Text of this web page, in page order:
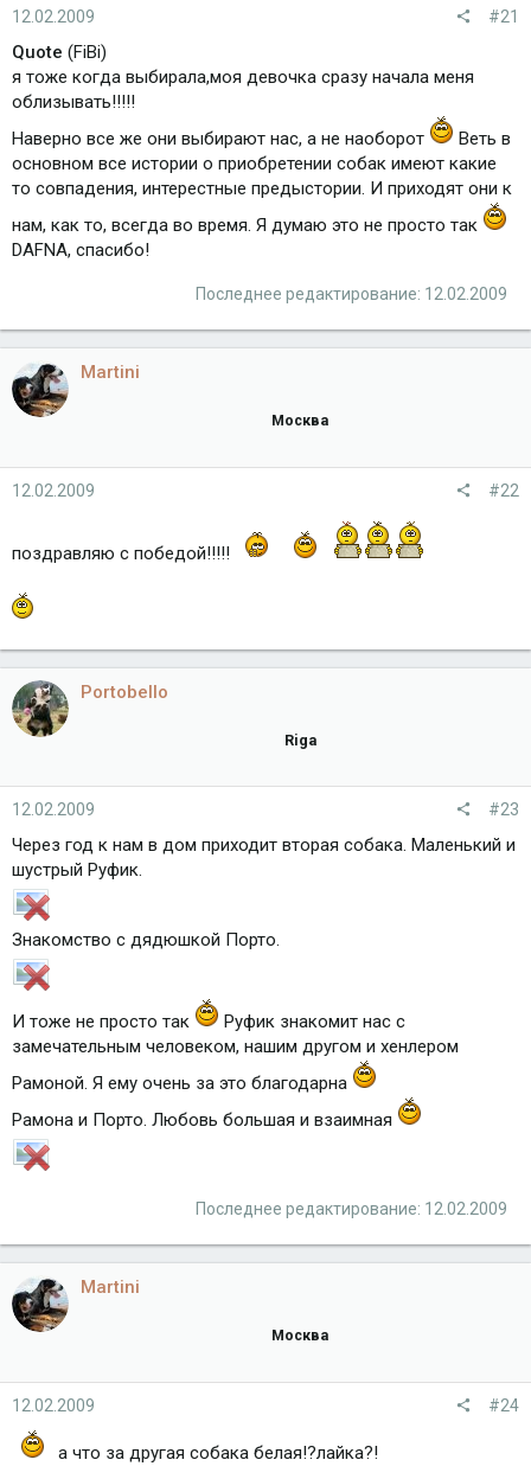
12.02.2009 #21
Quote (FiBi)
я тоже когда выбирала,моя девочка сразу начала меня
облизывать!!!!!
Наверно все же они выбирают нас, а не наоборот
Веть в
основном все истории о приобретении собак имеют какие
то совпадения, интерестные предыстории. И приходят они к
нам, как то, всегда во время. Я думаю это не просто так
DAFNA, спасибо!
Последнее редактирование: 12.02.2009
Martini
Москва
12.02.2009 #22
поздравляю с победой!!!!!
Portobello
Riga
12.02.2009 #23
Через год к нам в дом приходит вторая собака. Маленький и
шустрый Руфик.
Знакомство с дядюшкой Порто.
И тоже не просто так
Руфик знакомит нас с
замечательным человеком, нашим другом и хенлером
Рамоной. Я ему очень за это благодарна
Рамона и Порто. Любовь большая и взаимная
Последнее редактирование: 12.02.2009
Martini
Москва
12.02.2009 #24
а что за другая собака белая!?лайка?!